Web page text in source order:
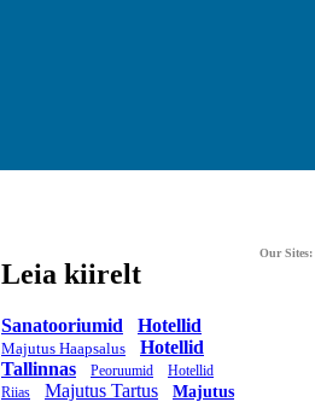
Leia kiirelt
Sanatooriumid Hotellid
Majutus Haapsalus
Hotellid
Tallinnas
Peoruumid
Hotellid
Riias
Majutus Tartus
Majutus
Our Sites: